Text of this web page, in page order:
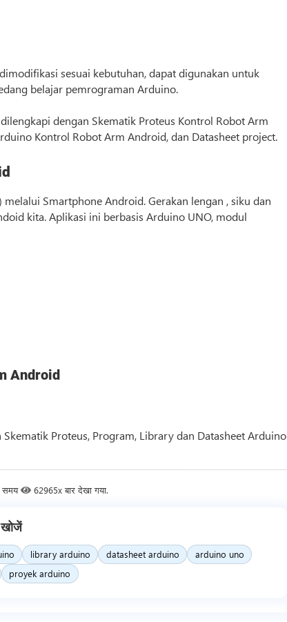
sesuai kebutuhan, dapat digunakan untuk
belajar pemrograman Arduino.
dengan Skematik Proteus Kontrol Robot Arm
Kontrol Robot Arm Android, dan Datasheet project.
Smartphone Android. Gerakan lengan , siku dan
kita. Aplikasi ini berbasis Arduino UNO, modul
Android
Proteus, Program, Library dan Datasheet Arduino
समय 62965x बार देखा गया.
खोजें
library arduino datasheet arduino
arduino uno
proyek arduino